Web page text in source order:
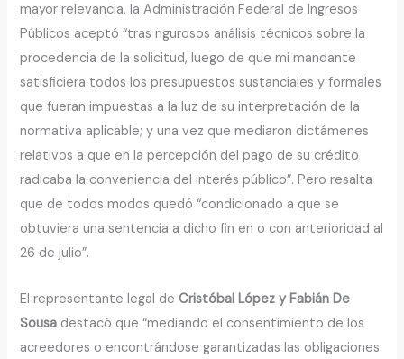
mayor relevancia, la Administración Federal de Ingresos
Públicos aceptó “tras rigurosos análisis técnicos sobre la
procedencia de la solicitud, luego de que mi mandante
satisficiera todos los presupuestos sustanciales y formales
que fueran impuestas a la luz de su interpretación de la
normativa aplicable; y una vez que mediaron dictámenes
relativos a que en la percepción del pago de su crédito
radicaba la conveniencia del interés público”. Pero resalta
que de todos modos quedó “condicionado a que se
obtuviera una sentencia a dicho fin en o con anterioridad al
26 de julio”.
El representante legal de Cristóbal López y Fabián De
Sousa destacó que “mediando el consentimiento de los
acreedores o encontrándose garantizadas las obligaciones